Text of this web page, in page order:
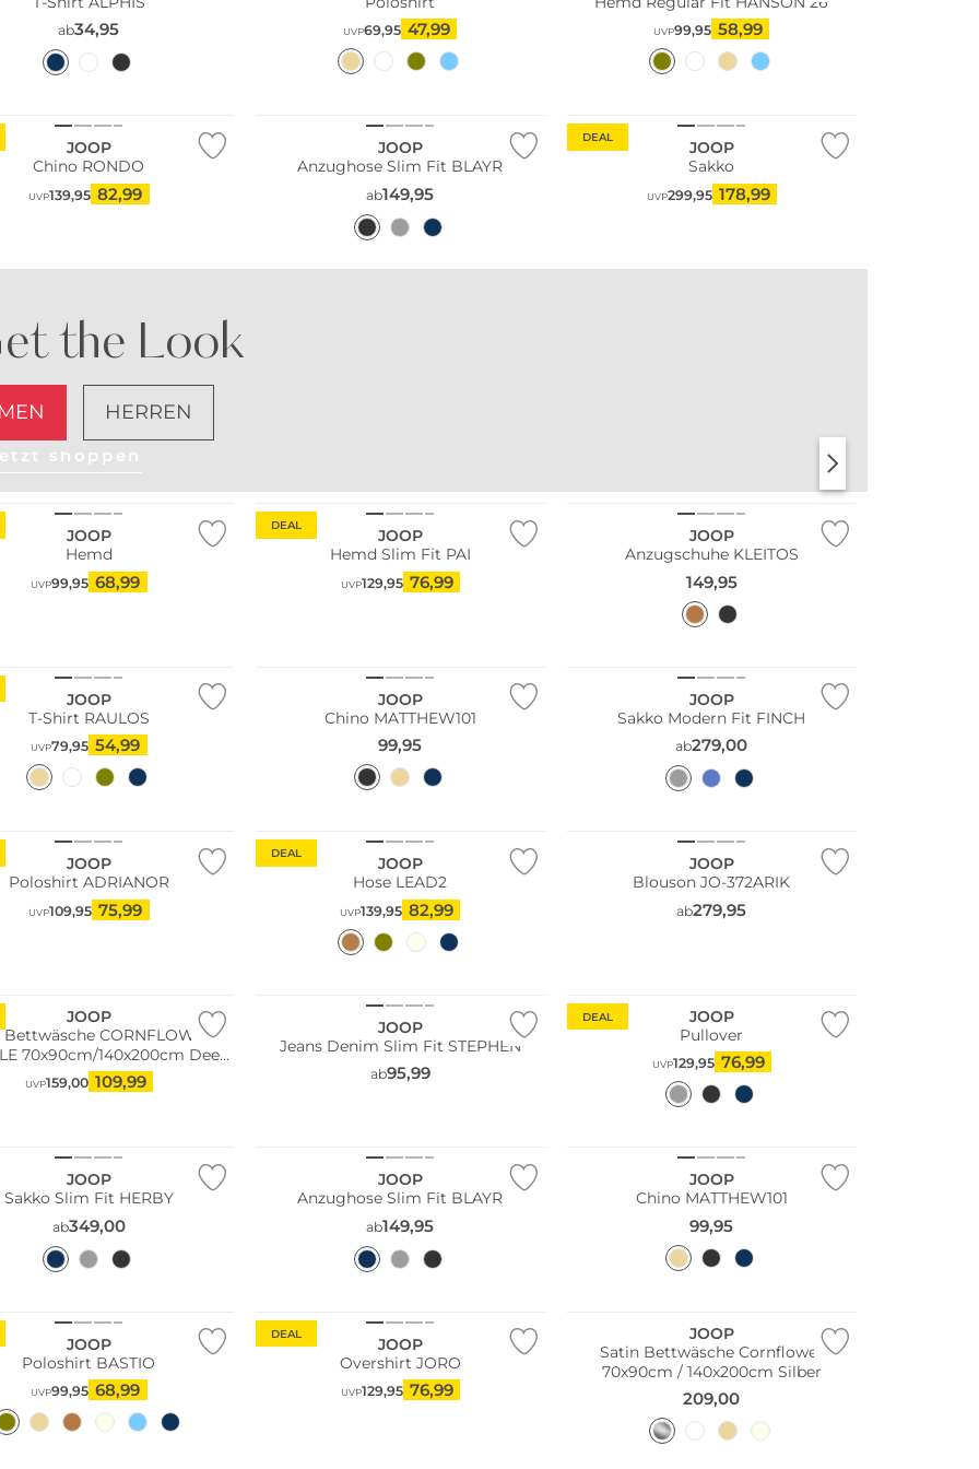
ab34,95 UVP69,95 47,99 UVP99,95 58,99
JOOP
Chino RONDO
UVP139,95 82,99
JOOP
Anzughose Slim Fit BLAYR
ab149,95
DEAL
JOOP
Sakko
UVP299,95 178,99
the Look
HERREN
shoppen
JOOP
Hemd
UVP99,95 68,99
DEAL
JOOP
Hemd Slim Fit PAI
UVP129,95 76,99
JOOP
Anzugschuhe KLEITOS
149,95
JOOP
T-Shirt RAULOS
UVP79,95 54,99
JOOP
Chino MATTHEW101
99,95
JOOP
Sakko Modern Fit FINCH
ab279,00
JOOP
Poloshirt ADRIANOR
UVP109,95 75,99
DEAL
JOOP
Hose LEAD2
UVP139,95 82,99
JOOP
Blouson JO-372ARIK
ab279,95
JOOP
Bettwäsche CORNFLOWER
Deep
Ocean
UVP159,00 109,99
JOOP
Jeans Denim Slim Fit STEPHEN
ab95,99
DEAL
JOOP
Pullover
UVP129,95 76,99
JOOP
Sakko Slim Fit HERBY
ab349,00
JOOP
Anzughose Slim Fit BLAYR
ab149,95
JOOP
Chino MATTHEW101
99,95
JOOP
Poloshirt BASTIO
UVP99,95 68,99
DEAL
JOOP
Overshirt JORO
UVP129,95 76,99
JOOP
Satin Bettwäsche Cornflower
70x90cm / 140x200cm Silber
209,00